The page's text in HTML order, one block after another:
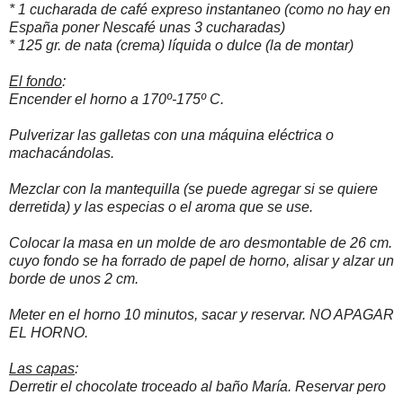
* 1 cucharada de café expreso instantaneo (como no hay en
España poner Nescafé unas 3 cucharadas)
* 125 gr. de nata (crema) líquida o dulce (la de montar)
El fondo:
Encender el horno a 170º-175º C.
Pulverizar las galletas con una máquina eléctrica o
machacándolas.
Mezclar con la mantequilla (se puede agregar si se quiere
derretida) y las especias o el aroma que se use.
Colocar la masa en un molde de aro desmontable de 26 cm.
cuyo fondo se ha forrado de papel de horno, alisar y alzar un
borde de unos 2 cm.
Meter en el horno 10 minutos, sacar y reservar. NO APAGAR
EL HORNO.
Las capas:
Derretir el chocolate troceado al baño María. Reservar pero